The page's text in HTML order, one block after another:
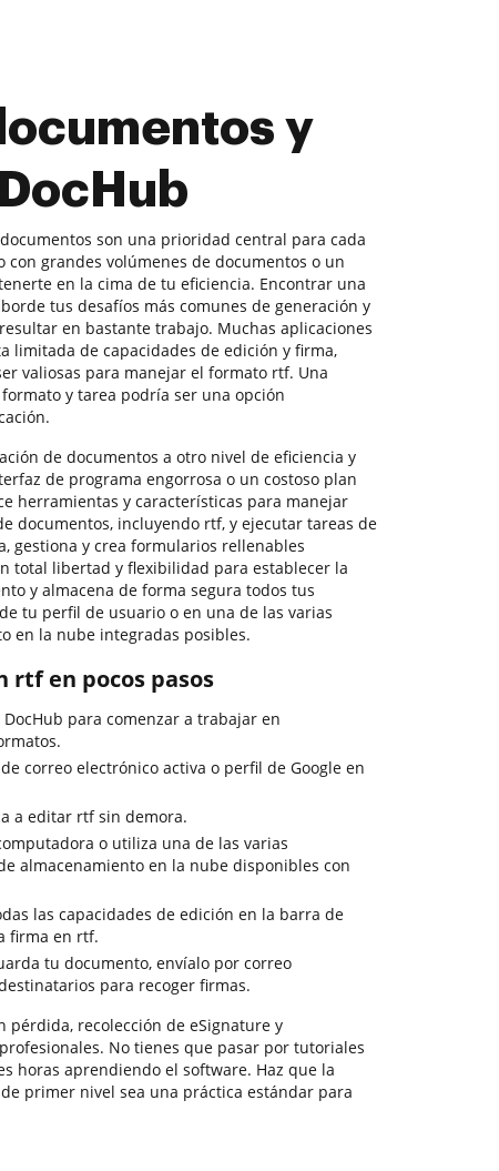
y
son una prioridad central para cada
con grandes volúmenes de documentos o un
en la cima de tu eficiencia. Encontrar una
tus desafíos más comunes de generación y
en bastante trabajo. Muchas aplicaciones
limitada de capacidades de edición y firma,
valiosas para manejar el formato rtf. Una
y tarea podría ser una opción
de documentos a otro nivel de eficiencia y
de programa engorrosa o un costoso plan
herramientas y características para manejar
documentos, incluyendo rtf, y ejecutar tareas de
gestiona y crea formularios rellenables
total libertad y flexibilidad para establecer la
y almacena de forma segura todos tus
tu perfil de usuario o en una de las varias
en la nube integradas posibles.
rtf en pocos pasos
para comenzar a trabajar en
correo electrónico activa o perfil de Google en
a editar rtf sin demora.
o utiliza una de las varias
almacenamiento en la nube disponibles con
las capacidades de edición en la barra de
firma en rtf.
tu documento, envíalo por correo
para recoger firmas.
pérdida, recolección de eSignature y
No tienes que pasar por tutoriales
horas aprendiendo el software. Haz que la
primer nivel sea una práctica estándar para